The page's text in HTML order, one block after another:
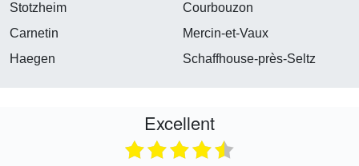
Stotzheim
Courbouzon
Carnetin
Mercin-et-Vaux
Haegen
Schaffhouse-près-Seltz
Excellent